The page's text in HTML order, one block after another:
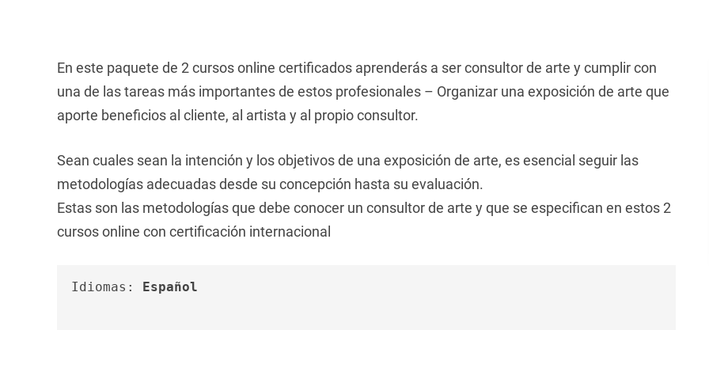
En este paquete de 2 cursos online certificados aprenderás a ser consultor de arte y cumplir con
una de las tareas más importantes de estos profesionales – Organizar una exposición de arte que
aporte beneficios al cliente, al artista y al propio consultor.
Sean cuales sean la intención y los objetivos de una exposición de arte, es esencial seguir las
metodologías adecuadas desde su concepción hasta su evaluación.
Estas son las metodologías que debe conocer un consultor de arte y que se especifican en estos 2
cursos online con certificación internacional
Idiomas: Español